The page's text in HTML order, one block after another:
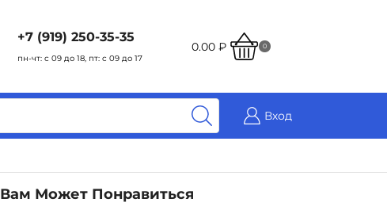
+7 (919) 250-35-35
пн-чт: с 09 до 18, пт: с 09 до 17
0.00 ₽ 0
Вход
Вам Может Понравиться